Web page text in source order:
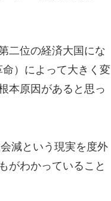
二位の経済大国にな
）によって大きく変
本原因があると思っ
減という現実を度外
がわかっていること